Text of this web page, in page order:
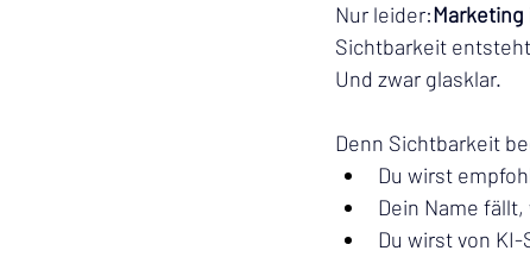
Nur leider:
Sichtbarkeit
Und zwar glasklar.
Denn Sichtbarkeit
Du wirst
Dein Name
Du wirst von